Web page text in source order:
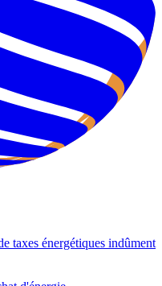
taxes énergétiques indûment